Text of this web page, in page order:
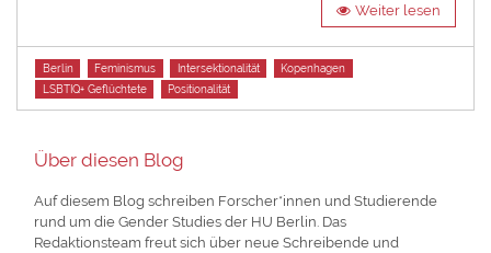
Weiter lesen
Tags
Berlin Feminismus Intersektionalität
Kopenhagen
LSBTIQ+ Geflüchtete
Positionalität
Über diesen Blog
Auf diesem Blog schreiben Forscher*innen und Studierende
rund um die Gender Studies der HU Berlin. Das
Redaktionsteam freut sich über neue Schreibende und